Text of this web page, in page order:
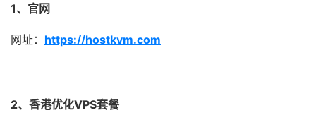
1、官网
网址： https://hostkvm.com
2、香港优化VPS套餐